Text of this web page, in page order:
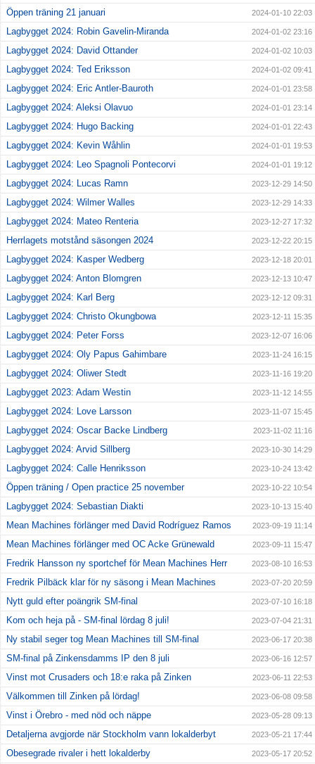
Öppen träning 21 januari 2024-01-10 22:03
Lagbygget 2024: Robin Gavelin-Miranda 2024-01-02 23:16
Lagbygget 2024: David Ottander 2024-01-02 10:03
Lagbygget 2024: Ted Eriksson 2024-01-02 09:41
Lagbygget 2024: Eric Antler-Bauroth 2024-01-01 23:58
Lagbygget 2024: Aleksi Olavuo 2024-01-01 23:14
Lagbygget 2024: Hugo Backing 2024-01-01 22:43
Lagbygget 2024: Kevin Wåhlin 2024-01-01 19:53
Lagbygget 2024: Leo Spagnoli Pontecorvi 2024-01-01 19:12
Lagbygget 2024: Lucas Ramn 2023-12-29 14:50
Lagbygget 2024: Wilmer Walles 2023-12-29 14:33
Lagbygget 2024: Mateo Renteria 2023-12-27 17:32
Herrlagets motstånd säsongen 2024 2023-12-22 20:15
Lagbygget 2024: Kasper Wedberg 2023-12-18 20:01
Lagbygget 2024: Anton Blomgren 2023-12-13 10:47
Lagbygget 2024: Karl Berg 2023-12-12 09:31
Lagbygget 2024: Christo Okungbowa 2023-12-11 15:35
Lagbygget 2024: Peter Forss 2023-12-07 16:06
Lagbygget 2024: Oly Papus Gahimbare 2023-11-24 16:15
Lagbygget 2024: Oliwer Stedt 2023-11-16 19:20
Lagbygget 2023: Adam Westin 2023-11-12 14:55
Lagbygget 2024: Love Larsson 2023-11-07 15:45
Lagbygget 2024: Oscar Backe Lindberg 2023-11-02 11:16
Lagbygget 2024: Arvid Sillberg 2023-10-30 14:29
Lagbygget 2024: Calle Henriksson 2023-10-24 13:42
Öppen träning / Open practice 25 november 2023-10-22 10:54
Lagbygget 2024: Sebastian Diakti 2023-10-13 15:40
Mean Machines förlänger med David Rodríguez Ramos 2023-09-19 11:14
Mean Machines förlänger med OC Acke Grünewald 2023-09-11 15:47
Fredrik Hansson ny sportchef för Mean Machines Herr 2023-08-10 16:53
Fredrik Pilbäck klar för ny säsong i Mean Machines 2023-07-20 20:59
Nytt guld efter poängrik SM-final 2023-07-10 16:18
Kom och heja på - SM-final lördag 8 juli! 2023-07-04 21:31
Ny stabil seger tog Mean Machines till SM-final 2023-06-17 20:38
SM-final på Zinkensdamms IP den 8 juli 2023-06-16 12:57
Vinst mot Crusaders och 18:e raka på Zinken 2023-06-11 22:53
Välkommen till Zinken på lördag! 2023-06-08 09:58
Vinst i Örebro - med nöd och näppe 2023-05-28 09:13
Detaljerna avgjorde när Stockholm vann lokalderbyt 2023-05-21 17:44
Obesegrade rivaler i hett lokalderby 2023-05-17 20:52